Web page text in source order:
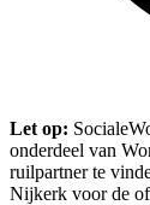
Let op:
onderdeel van
ruilpartner te
Nijkerk voor de